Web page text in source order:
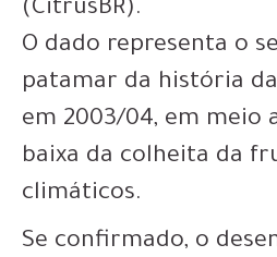
(CitrusBR).
O dado representa o
patamar da história
em 2003/04, em meio
baixa da colheita da
climáticos.
Se confirmado, o